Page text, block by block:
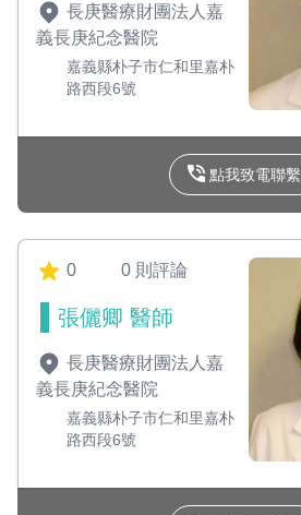
長庚醫療財團法人嘉
義長庚紀念醫院
嘉義縣朴子市仁和里嘉朴
路西段6號
點我致電聯繫
0 0 則評論
張儷卿 醫師
長庚醫療財團法人嘉
義長庚紀念醫院
嘉義縣朴子市仁和里嘉朴
路西段6號